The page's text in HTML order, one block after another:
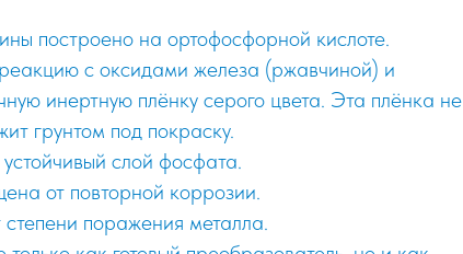
построено на ортофосфорной кислоте.
с оксидами железа (ржавчиной) и
инертную плёнку серого цвета. Эта плёнка не
грунтом под покраску.
слой фосфата.
от повторной коррозии.
поражения металла.